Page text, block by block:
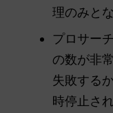
理のみと
プロサー
の数が非
失敗する
時停止さ